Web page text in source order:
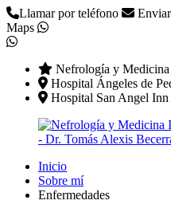
Llamar por teléfono
Maps
Nefrología y
Hospital Ángeles de
Hospital San Angel
Inicio
Sobre mí
Enfermedades